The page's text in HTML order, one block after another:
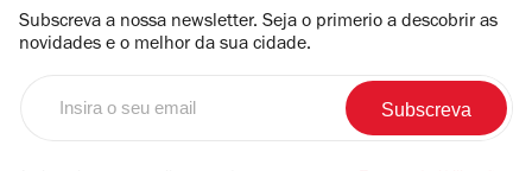
Subscreva a nossa newsletter. Seja o primerio a descobrir as
novidades e o melhor da sua cidade.